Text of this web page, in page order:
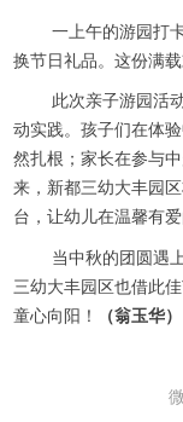
一上午的游园打
换节日礼品。这份满
此次亲子游园活
动实践。孩子们在体
然扎根；家长在参与
来，新都三幼大丰园
台，让幼儿在温馨有
当中秋的团圆遇
三幼大丰园区也借此
童心向阳！
（翁玉华）